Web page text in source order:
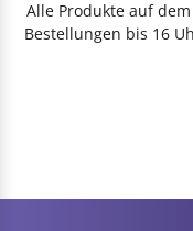
Alle Produkte auf
Bestellungen bis 16